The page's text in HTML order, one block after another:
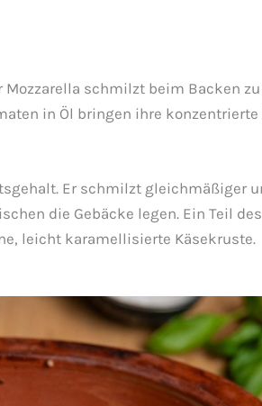
schmilzt beim Backen
in Öl bringen ihre
Er schmilzt gleichmäßiger
die Gebäcke legen. Ein Teil
leicht karamellisierte Käsekruste.